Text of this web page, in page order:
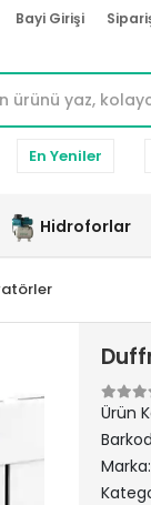
Bayi Girişi
En Yeniler
Hidroforlar
Ürün
Marka: